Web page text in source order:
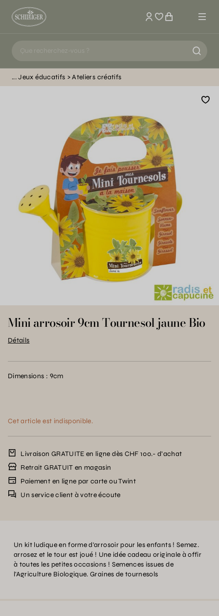
Mon compte
Jeux éducatifs Ateliers créatifs
Mini arrosoir 9cm Tournesol jaune Bio
Détails
Dimensions : 9cm
Cet article est indisponible.
Livraison GRATUITE en ligne dès CHF 100.- d’achat
Retrait GRATUIT en magasin
Paiement en ligne par carte ou Twint
Un service client à votre écoute
Un kit ludique en forme d'arrosoir pour les enfants ! Semez.
arrosez et le tour est joué ! Une idée cadeau originale à offir
à toutes les petites occasions ! Semences issues de
l'Agriculture Biologique. Graines de tournesols